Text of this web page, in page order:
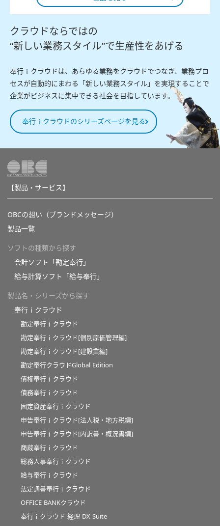
クラウドならではの
“新しい業務スタイル”で生産性をあげる
奉行ｉクラウドは、あらゆる業務をクラウドでつなぎ、業務プロ
セスが自動的にまわる「新しい業務スタイル」を実現することで
企業がビジネスに集中できる社会を目指しています。
奉行ｉクラウドのシリーズページを見る
【製品・サービス】
OBCの想い（ブランドメッセージ）
製品一覧
ソフトの種類から探す
会計ソフト「勘定奉行」
給与計算ソフト「給与奉行」
製品名・シリーズから探す
奉行ｉクラウド
勘定奉行ｉクラウド
勘定奉行ｉクラウド[個別原価管理編]
勘定奉行ｉクラウド[建設業編]
勘定奉行クラウドGlobal Edition
債権奉行ｉクラウド
債務奉行ｉクラウド
固定資産奉行ｉクラウド
申告奉行ｉクラウド[法人税・地方税編]
申告奉行ｉクラウド[内訳書・概況書編]
商蔵奉行ｉクラウド
総務人事奉行ｉクラウド
給与奉行ｉクラウド
法定調書奉行ｉクラウド
OFFICE BANKクラウド
奉行ｉクラウド 経理 DX Suite